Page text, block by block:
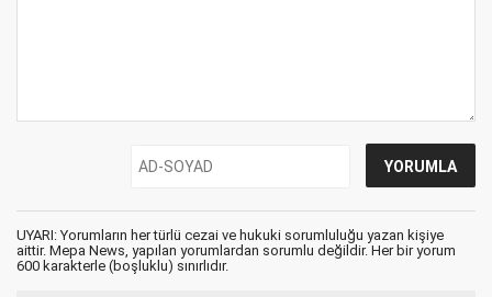
UYARI: Yorumların her türlü cezai ve hukuki sorumluluğu yazan kişiye
aittir. Mepa News, yapılan yorumlardan sorumlu değildir. Her bir yorum
600 karakterle (boşluklu) sınırlıdır.